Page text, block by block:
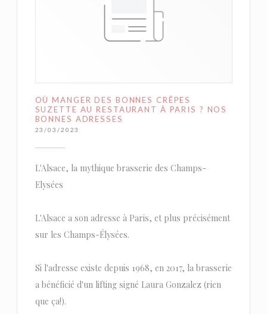
OÙ MANGER DES BONNES CRÊPES
SUZETTE AU RESTAURANT À PARIS ? NOS
BONNES ADRESSES
23/03/2023
L'Alsace, la mythique brasserie des Champs-
Elysées
L'Alsace a son adresse à Paris, et plus précisément
sur les Champs-Élysées.
Si l'adresse existe depuis 1968, en 2017, la brasserie
a bénéficié d'un lifting signé Laura Gonzalez (rien
que ça!).